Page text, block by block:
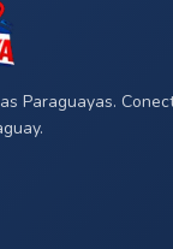
Paraguayas.